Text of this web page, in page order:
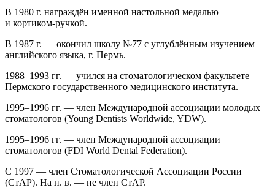
В 1980 г. награждён именной настольной медалью
и кортиком-ручкой.
В 1987 г. — окончил школу №77 с углублённым изучением
английского языка, г. Пермь.
1988–1993 гг. — учился на стоматологическом факультете
Пермского государственного медицинского института.
1995–1996 гг. — член Международной ассоциации молодых
стоматологов (Young Dentists Worldwide, YDW).
1995–1996 гг. — член Международной ассоциации
стоматологов (FDI World Dental Federation).
С 1997 — член Стоматологической Ассоциации России
(СтАР). На н. в. — не член СтАР.